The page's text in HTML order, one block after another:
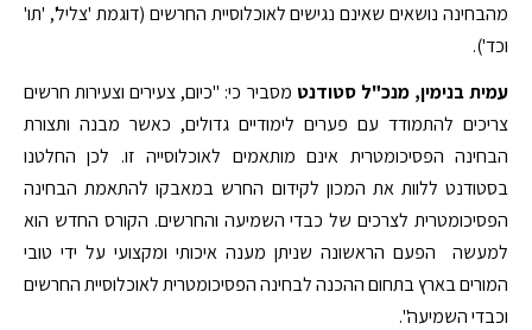
מהבחינה נושאים שאינם נגישים לאוכלוסיית החרשים (דוגמת 'צליל', 'תו'
וכד').
עמית בנימין, מנכ"ל סטודנט מסביר כי: "כיום, צעירים וצעירות חרשים
צריכים להתמודד עם פערים לימודיים גדולים, כאשר מבנה ותצורת
הבחינה הפסיכומטרית אינם מותאמים לאוכלוסייה זו. לכן החלטנו
בסטודנט ללוות את המכון לקידום החרש במאבקו להתאמת הבחינה
הפסיכומטרית לצרכים של כבדי השמיעה והחרשים. הקורס החדש הוא
למעשה הפעם הראשונה שניתן מענה איכותי ומקצועי על ידי טובי
המורים בארץ בתחום ההכנה לבחינה הפסיכומטרית לאוכלוסיית החרשים
וכבדי השמיעה".